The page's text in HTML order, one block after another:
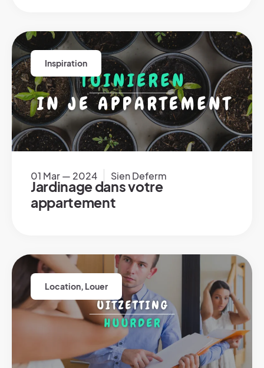
Inspiration
01 Mar — 2024 Sien Deferm
Jardinage dans votre
appartement
Location, Louer